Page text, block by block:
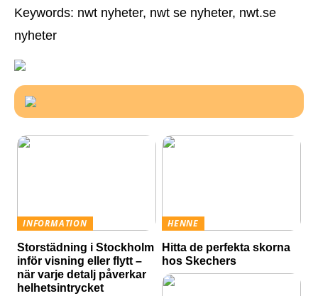
Keywords: nwt nyheter, nwt se nyheter, nwt.se
nyheter
INFORMATION
Storstädning i Stockholm
inför visning eller flytt –
när varje detalj påverkar
helhetsintrycket
HENNE
Hitta de perfekta skorna
hos Skechers